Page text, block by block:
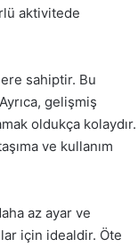
aktivitede
sahiptir. Bu
gelişmiş
oldukça kolaydır.
ve kullanım
az ayar ve
için idealdir. Öte